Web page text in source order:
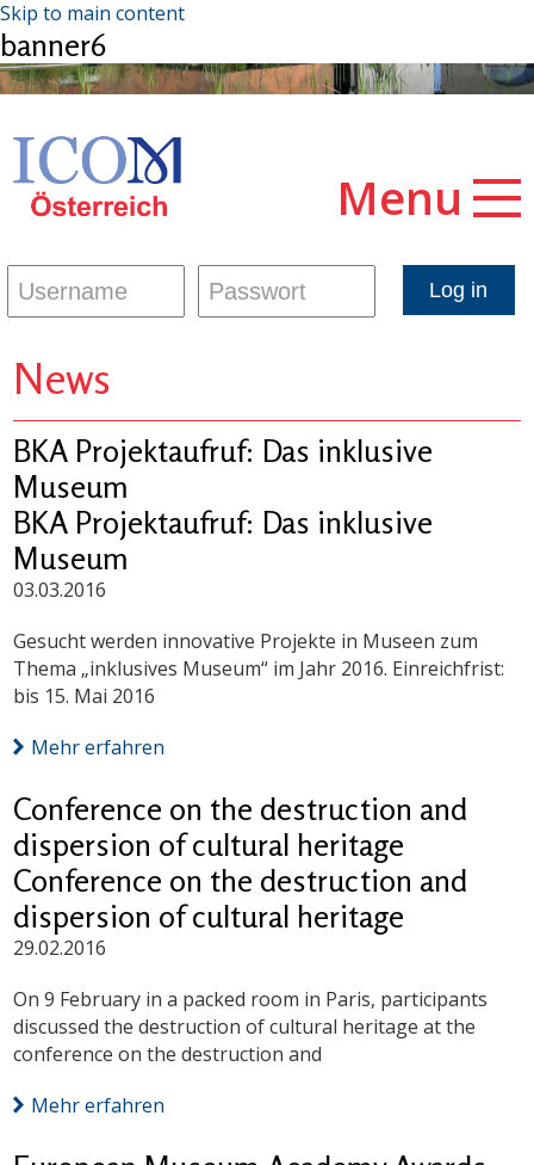
Skip to main content
banner6
Menu
News
BKA Projektaufruf: Das inklusive
Museum
BKA Projektaufruf: Das inklusive
Museum
03.03.2016
Gesucht werden innovative Projekte in Museen zum
Thema „inklusives Museum“ im Jahr 2016. Einreichfrist:
bis 15. Mai 2016
Mehr erfahren
Conference on the destruction and
dispersion of cultural heritage
Conference on the destruction and
dispersion of cultural heritage
29.02.2016
On 9 February in a packed room in Paris, participants
discussed the destruction of cultural heritage at the
conference on the destruction and
Mehr erfahren